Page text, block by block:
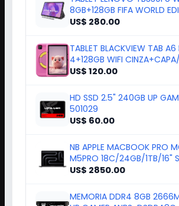
TABLET LENOVO TB330FU
US$ 280.00
TABLET BLACKVIEW TAB A6
US$ 120.00
HD SSD 2.5" 240GB UP
US$ 60.00
NB APPLE MACBOOK PRO
US$ 2850.00